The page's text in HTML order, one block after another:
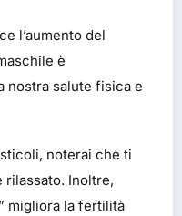
l’aumento del
è
nostra salute fisica e
noterai che ti
rilassato. Inoltre,
migliora la fertilità